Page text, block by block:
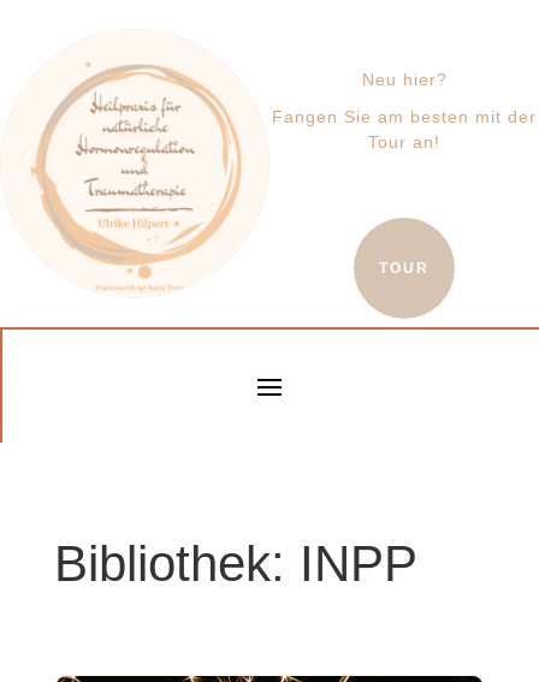
Neu hier?
Fangen Sie am besten mit der
Tour an!
TOUR
Bibliothek: INPP